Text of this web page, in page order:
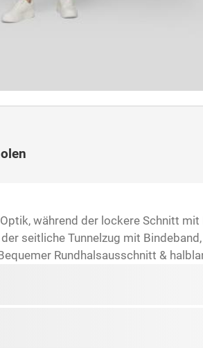
während der lockere Schnitt
seitliche Tunnelzug mit
Rundhalsausschnitt &